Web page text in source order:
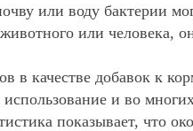
или воду бактерии
или человека,
в качестве добавок к
и во
показывает, что